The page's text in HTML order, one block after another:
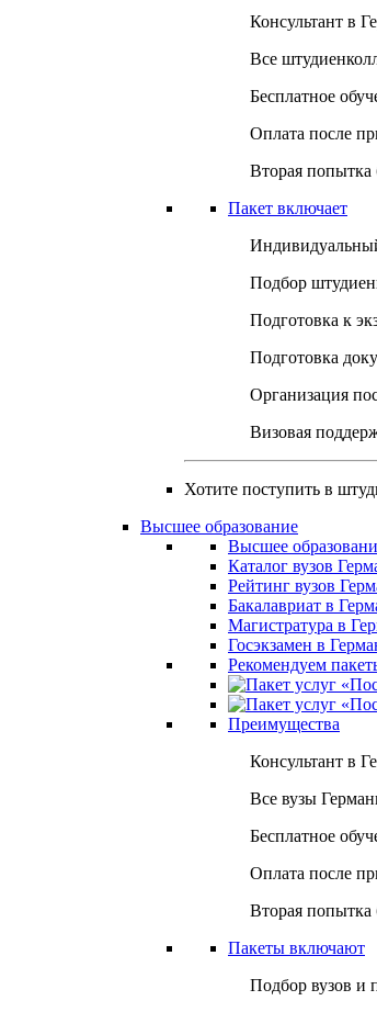
Консультант в
Все
Бесплатное
Оплата после
Вторая попытка
Пакет включает
Подбор
Подготовка к
Подготовка
Организация
Визовая
Хотите поступить в
Высшее образование
Высшее
Каталог вузов
Рейтинг вузов
Бакалавриат в
Магистратура в
Госэкзамен в
Рекомендуем
Преимущества
Консультант в
Все вузы
Бесплатное
Оплата после
Вторая попытка
Пакеты включают
Подбор вузов и